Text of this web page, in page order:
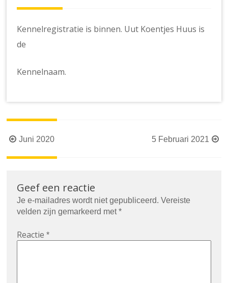
Kennelregistratie is binnen. Uut Koentjes Huus is
de
Kennelnaam.
Berichtnavigatie
Juni 2020 5 Februari 2021
Geef een reactie
Je e-mailadres wordt niet gepubliceerd. Vereiste
velden zijn gemarkeerd met*
Reactie*